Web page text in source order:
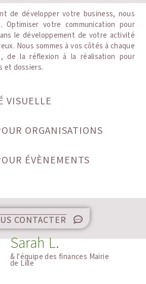
de développer votre business, nous
Optimiser votre communication pour
le développement de votre activité
Nous sommes à vos côtés à chaque
de la réflexion à la réalisation pour
et dossiers.
VISUELLE
ORGANISATIONS
ÉVÈNEMENTS
CONTACTER
PDG